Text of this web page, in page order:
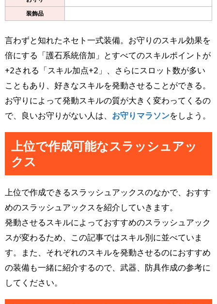
装飾品
言わずと知れたネセト一式装備。お守りのスキル効果を
倍にする「護石系統倍加」とすべてのスキルポイントが
+2される「スキル加点+2」、さらにスロット数が多い
こともあり、好きなスキルを発動させることができる。
お守りによって発動スキルの質が大きく変わってくるの
で、良いお守りがない人は、 お守りマラソンをしよう。
上位で作成可能なスラッシュアッ
クス
上位で作成できるスラッシュアックスのなかで、おすす
めのスラッシュアックスを紹介していきます。
発動させるスキルによっておすすめのスラッシュアック
スが変わるため、この記事ではスキル別に並べていま
す。また、それぞれのスキルを発動させるのにおすすめ
の装備も一緒に紹介するので、武器、防具作成の参考に
してください。